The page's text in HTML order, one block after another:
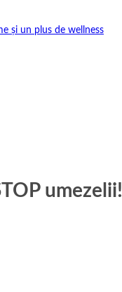
și un plus de wellness
umezelii!